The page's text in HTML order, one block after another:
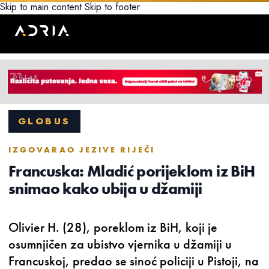
Skip to main content Skip to footer
GLOBUS
IZGOVARAO JEZIVE RIJEČI
Francuska: Mladić porijeklom iz BiH
snimao kako ubija u džamiji
Olivier H. (28), poreklom iz BiH, koji je
osumnjičen za ubistvo vjernika u džamiji u
Francuskoj, predao se sinoć policiji u Pistoji, na